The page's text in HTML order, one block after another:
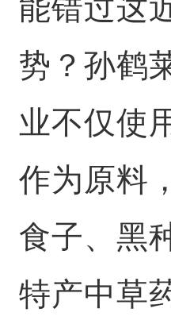
能错过这
势？孙鹤
业不仅使
作为原料
食子、黑
特产中草